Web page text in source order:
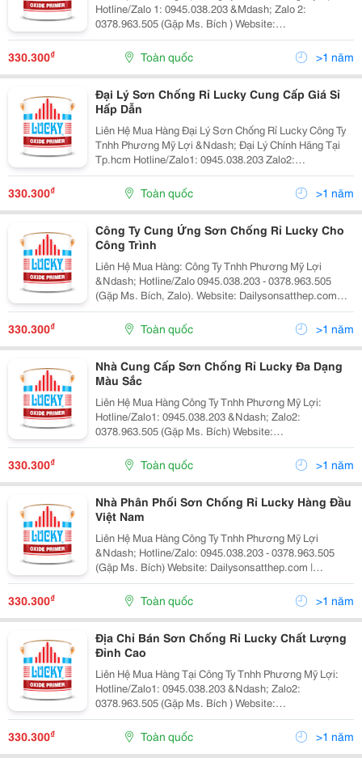
Hotline/Zalo 1: 0945.038.203 &Mdash; Zalo 2:
0378.963.505 (Gặp Ms. Bích ) Website:
Dailysonsatthep.com | Goluckysu.com Địa Chỉ Mua Sơn
Chống Rỉ Lucky Đảm Bảo Chính Hãng Bạn Đang Tìm
Kiếm Sơn Chống...
330.300₫ Toàn quốc >1 năm
Đại Lý Sơn Chống Rỉ Lucky Cung Cấp Giá Sỉ
Hấp Dẫn
Liên Hệ Mua Hàng Đại Lý Sơn Chống Rỉ Lucky Công Ty
Tnhh Phương Mỹ Lợi &Ndash; Đại Lý Chính Hãng Tại
Tp.hcm Hotline/Zalo1: 0945.038.203 Zalo2:
0378.963.505 &Ndash; Gặp Ms. Bích (Zalo) Website:
Dailysonsatthep.com &Ndash; Goluckysu.com Đại Lý
330.300₫ Toàn quốc >1 năm
Công Ty Cung Ứng Sơn Chống Rỉ Lucky Cho
Công Trình
Liên Hệ Mua Hàng: Công Ty Tnhh Phương Mỹ Lợi
&Ndash; Hotline/Zalo 0945.038.203 - 0378.963.505
(Gặp Ms. Bích, Zalo). Website: Dailysonsatthep.com
Hoặc Goluckysu.com Công Ty Cung Ứng Sơn Chống Rỉ
Lucky Cho Công Trình Bạn Đang Tìm Đơn Vị Cung
330.300₫ Toàn quốc >1 năm
Nhà Cung Cấp Sơn Chống Rỉ Lucky Đa Dạng
Màu Sắc
Liên Hệ Mua Hàng Công Ty Tnhh Phương Mỹ Lợi:
Hotline/Zalo1: 0945.038.203 &Ndash; Zalo2:
0378.963.505 (Gặp Ms. Bích) Website:
Dailysonsatthep.com &Ndash; Goluckysu.com Nhà
Cung Cấp Sơn Chống Rỉ Lucky Đa Dạng Màu Sắc Công
Ty Tnhh Phương Mỹ Lợi Hân...
330.300₫ Toàn quốc >1 năm
Nhà Phân Phối Sơn Chống Rỉ Lucky Hàng Đầu
Việt Nam
Liên Hệ Mua Hàng Công Ty Tnhh Phương Mỹ Lợi
&Ndash; Hotline/Zalo: 0945.038.203 - 0378.963.505
(Gặp Ms. Bích) Website: Dailysonsatthep.com |
Goluckysu.com Nhà Phân Phối Sơn Chống Rỉ Lucky
Hàng Đầu Việt Nam Công Ty Tnhh Phương Mỹ Lợi Tự
Hào Là Nhà...
330.300₫ Toàn quốc >1 năm
Địa Chỉ Bán Sơn Chống Rỉ Lucky Chất Lượng
Đỉnh Cao
Liên Hệ Mua Hàng Tại Công Ty Tnhh Phương Mỹ Lợi:
Hotline/Zalo1: 0945.038.203 &Ndash; Zalo2:
0378.963.505 (Gặp Ms. Bích ) Website:
Dailysonsatthep.com &Ndash; Goluckysu.com Địa Chỉ
Bán Sơn Chống Rỉ Lucky Chất Lượng Đỉnh Cao Bạn
Đang Tìm Kiếm Sơn...
330.300₫ Toàn quốc >1 năm